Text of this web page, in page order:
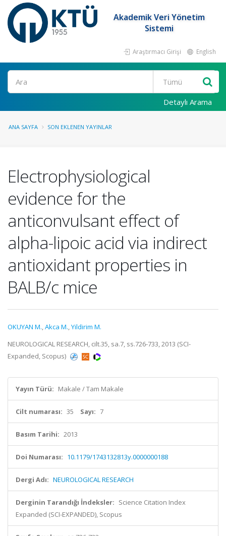
Akademik Veri Yönetim
Sistemi
Araştırmacı Girişi English
Ara
Detaylı Arama
ANA SAYFA SON EKLENEN YAYINLAR
Electrophysiological
evidence for the
anticonvulsant effect of
alpha-lipoic acid via indirect
antioxidant properties in
BALB/c mice
OKUYAN M.,Akca M.,Yildirim M.
NEUROLOGICAL RESEARCH, cilt.35, sa.7, ss.726-733, 2013 (SCI-
Expanded, Scopus)
Yayın Türü: Makale / Tam Makale
Cilt numarası: 35 Sayı: 7
Basım Tarihi: 2013
Doi Numarası: 10.1179/1743132813y.0000000188
Dergi Adı: NEUROLOGICAL RESEARCH
Derginin Tarandığı İndeksler: Science Citation Index
Expanded (SCI-EXPANDED), Scopus